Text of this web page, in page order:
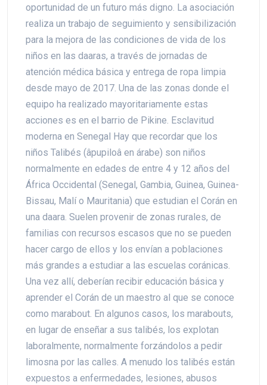
oportunidad de un futuro más digno. La asociación
realiza un trabajo de seguimiento y sensibilización
para la mejora de las condiciones de vida de los
niños en las daaras, a través de jornadas de
atención médica básica y entrega de ropa limpia
desde mayo de 2017. Una de las zonas donde el
equipo ha realizado mayoritariamente estas
acciones es en el barrio de Pikine. Esclavitud
moderna en Senegal Hay que recordar que los
niños Talibés (âpupiloâ en árabe) son niños
normalmente en edades de entre 4 y 12 años del
África Occidental (Senegal, Gambia, Guinea, Guinea-
Bissau, Malí o Mauritania) que estudian el Corán en
una daara. Suelen provenir de zonas rurales, de
familias con recursos escasos que no se pueden
hacer cargo de ellos y los envían a poblaciones
más grandes a estudiar a las escuelas coránicas.
Una vez allí, deberían recibir educación básica y
aprender el Corán de un maestro al que se conoce
como marabout. En algunos casos, los marabouts,
en lugar de enseñar a sus talibés, los explotan
laboralmente, normalmente forzándolos a pedir
limosna por las calles. A menudo los talibés están
expuestos a enfermedades, lesiones, abusos